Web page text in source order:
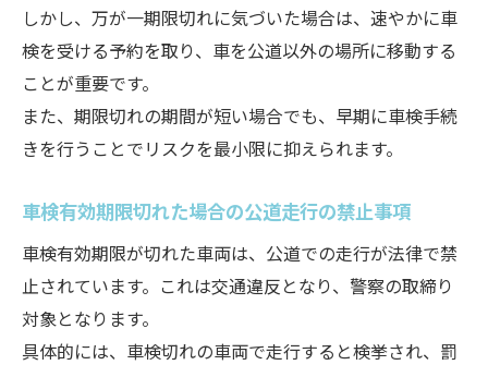
しかし、万が一期限切れに気づいた場合は、速やかに車
検を受ける予約を取り、車を公道以外の場所に移動する
ことが重要です。
また、期限切れの期間が短い場合でも、早期に車検手続
きを行うことでリスクを最小限に抑えられます。
車検有効期限切れた場合の公道走行の禁止事項
車検有効期限が切れた車両は、公道での走行が法律で禁
止されています。これは交通違反となり、警察の取締り
対象となります。
具体的には、車検切れの車両で走行すると検挙され、罰